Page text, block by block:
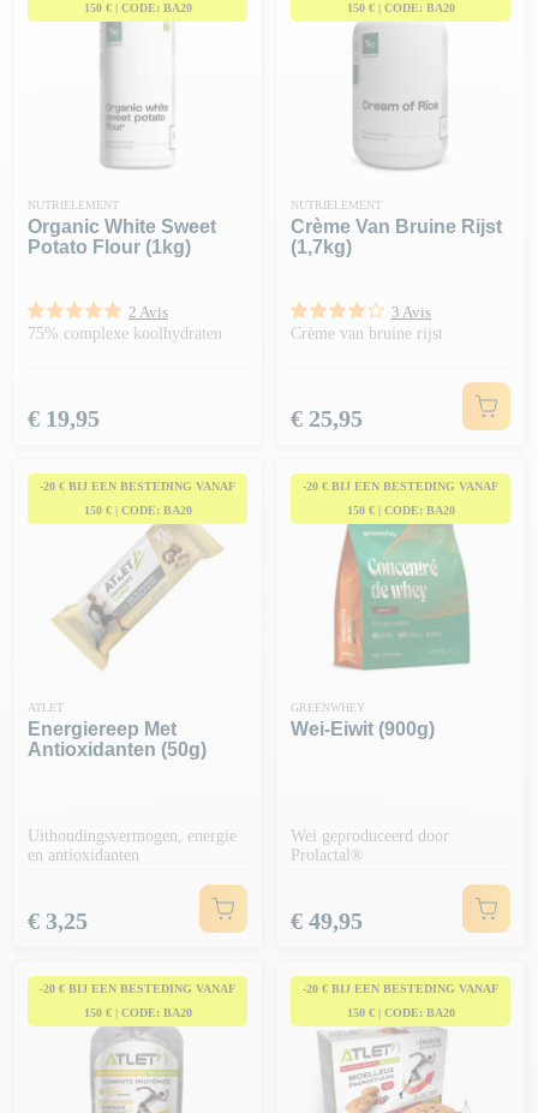
150 € | CODE: BA20
NUTRIELEMENT
Organic White Sweet
Potato Flour (1kg)
2 Avis
75% complexe koolhydraten
Prijs
€ 19,95
150 € | CODE: BA20
NUTRIELEMENT
Crème Van Bruine Rijst
(1,7kg)
3 Avis
Crème van bruine rijst
Prijs
€ 25,95
-20 € BIJ EEN BESTEDING VANAF
150 € | CODE: BA20
ATLET
Energiereep Met
Antioxidanten (50g)
Uithoudingsvermogen, energie
en antioxidanten
Prijs
€ 3,25
-20 € BIJ EEN BESTEDING VANAF
150 € | CODE: BA20
GREENWHEY
Wei-Eiwit (900g)
Wei geproduceerd door
Prolactal®
Prijs
€ 49,95
-20 € BIJ EEN BESTEDING VANAF
150 € | CODE: BA20
-20 € BIJ EEN BESTEDING VANAF
150 € | CODE: BA20